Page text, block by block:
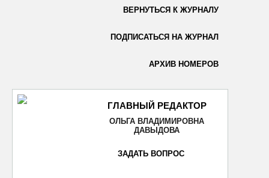
ВЕРНУТЬСЯ К ЖУРНАЛУ
ПОДПИСАТЬСЯ НА ЖУРНАЛ
АРХИВ НОМЕРОВ
ГЛАВНЫЙ РЕДАКТОР
ОЛЬГА ВЛАДИМИРОВНА
ДАВЫДОВА
ЗАДАТЬ ВОПРОС
ОТПРАВИТЬ